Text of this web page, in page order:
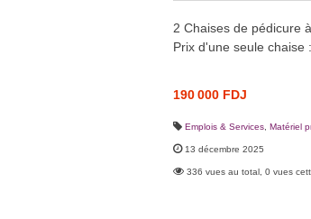
2 Chaises de pédicure
Prix d'une seule chaise
190 000 FDJ
Emplois & Services Matériel
13 décembre 2025
336 vues au total, 0 vues